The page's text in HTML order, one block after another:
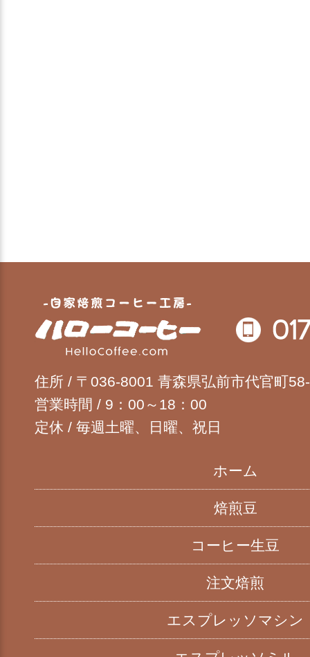
住所 / 〒036-8001 青森県弘前市代官町
営業時間 / 9：00～18：00
定休 / 毎週土曜、日曜、祝日
ホーム
焙煎豆
コーヒー生豆
注文焙煎
エスプレッソマシン